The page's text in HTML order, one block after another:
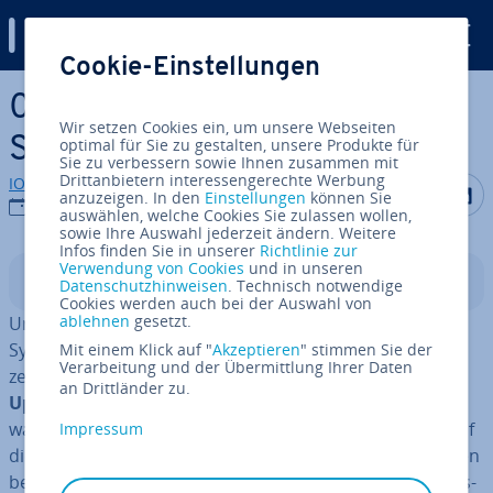
Zum Haupt­in­halt springen
0x8024200d: So beheben
Sie den Update-Fehler
IONOS Redaktion
04.08.2023
Auf Auf
In­halts­ver­zeich­nis
Um auf ein möglichst sicheres und stabiles Windows-
System zu­rück­grei­fen zu können, ist es un­ver­zicht­bar,
zeitnah die neuesten Updates über dasWindows-
Update-Center
wahlweise au­to­ma­tisch oder manuell. Ver­zich­ten Sie auf
diese Ak­tua­li­sie­rungs­mög­lich­kei­ten des Systems, bleiben
bekannt gewordene Fehler und auf­ge­deck­te Si­cher­heits­
Cookie-Einstellungen
Wir setzen Cookies ein, um unsere Webseiten
optimal für Sie zu gestalten, unsere Produkte für
Sie zu verbessern sowie Ihnen zusammen mit
Drittanbietern interessengerechte Werbung
anzuzeigen. In den Einstellungen können Sie
auswählen, welche Cookies Sie zulassen wollen,
sowie Ihre Auswahl jederzeit ändern. Weitere
Infos finden Sie in unserer Richtlinie zur
Verwendung von Cookies und in unseren
Datenschutzhinweisen. Technisch notwendige
Cookies werden auch bei der Auswahl von
ablehnen gesetzt.
Mit einem Klick auf "Akzeptieren" stimmen Sie der
Verarbeitung und der Übermittlung Ihrer Daten
an Drittländer zu.
Impressum